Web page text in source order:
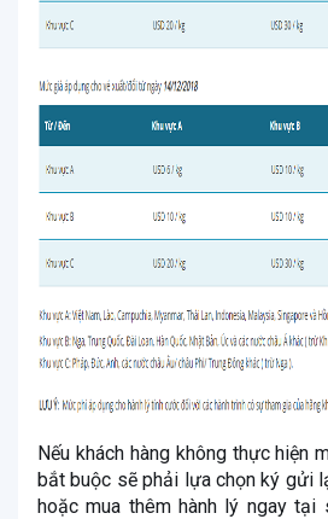
Nếu khách hàng không thực hiện
bắt buộc sẽ phải lựa chọn ký gửi
hoặc mua thêm hành lý ngay tại